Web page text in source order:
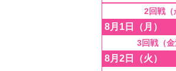
2回戦（
8月1日（月）
3回戦（金
8月2日（火）